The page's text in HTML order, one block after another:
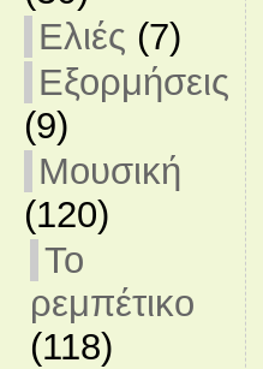
Ελιές (7)
Εξορμήσεις
(9)
Μουσική
(120)
Το
ρεμπέτικο
(118)